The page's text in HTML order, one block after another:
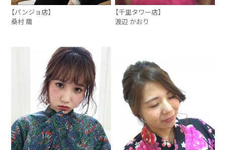
【パンジョ店】
桑村 繭
【千里タワー店】
渡辺 かおり